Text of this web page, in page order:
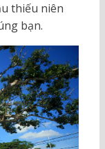
thiếu niên
bạn.